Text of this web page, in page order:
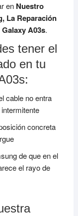
en Nuestro
La Reparación
A03s.
tener el
en tu
cable no entra
concreta
de que en el
el rayo de